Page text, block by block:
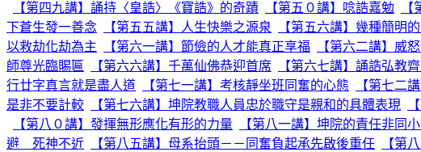
【第四九講】誦持〈皇誥〉《寶誥》的奇蹟
【第五０講】唸誥嘉勉
下蒼生發一善念
【第五五講】人生快樂之源泉 【第五六講】幾種簡明
以救劫化劫為主
【第六一講】節儉的人才能真正享福 【第六二講】威
師尊光臨賜匾
【第六六講】千萬仙佛恭迎首席 【第六七講】誦誥弘教
行廿字真言就是盡人道
【第七一講】考核靜坐班同奮的心態 【第七二
是非不要計較
【第七六講】坤院教職人員忠於職守是親和的具體表現
【第八０講】發揮無形應化有形的力量
【第八一講】坤院的責任非同
避 死神不近
【第八五講】母系抬頭－－同奮負起承先啟後重任 【第